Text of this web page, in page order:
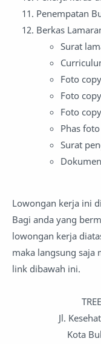
Penempatan
Berkas
Surat
Foto
Foto
Foto
Phas
Surat
Lowongan kerja ini
Bagi anda yang
lowongan kerja
maka langsung saja
link dibawah ini.
Jl.
Kota